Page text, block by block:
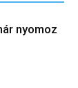
nyomoz